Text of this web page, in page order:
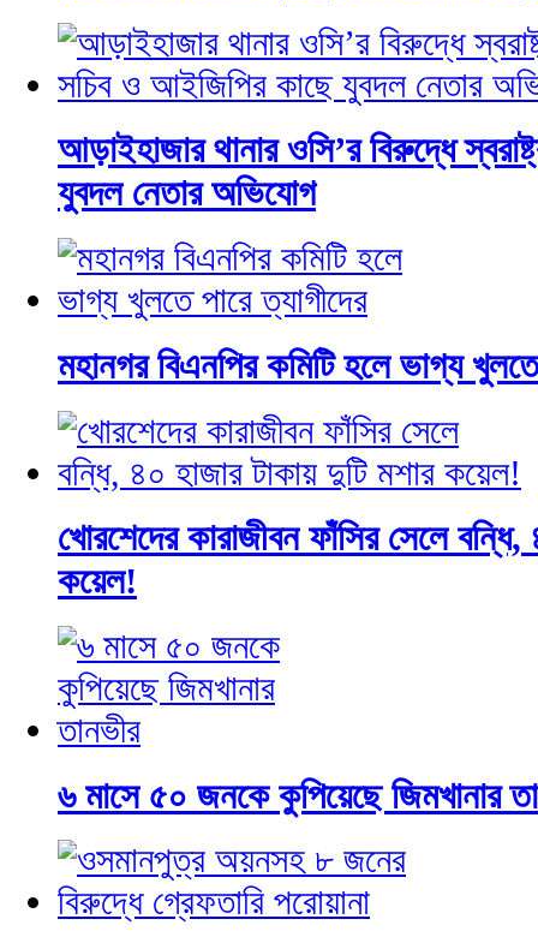
আড়াইহাজার থানার ওসি’র বিরুদ্ধে
যুবদল নেতার অভিযোগ
মহানগর বিএনপির কমিটি হলে ভাগ্য খুলতে
খোরশেদের কারাজীবন ফাঁসির সেলে বন্ধি,
কয়েল!
৬ মাসে ৫০ জনকে কুপিয়েছে জিমখানার